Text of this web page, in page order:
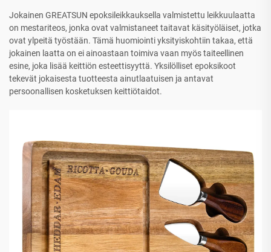
Jokainen GREATSUN epoksileikkauksella valmistettu leikkuulaatta
on mestariteos, jonka ovat valmistaneet taitavat käsityöläiset, jotka
ovat ylpeitä työstään. Tämä huomiointi yksityiskohtiin takaa, että
jokainen laatta on ei ainoastaan toimiva vaan myös taiteellinen
esine, joka lisää keittiön esteettisyyttä. Yksilölliset epoksikoot
tekevät jokaisesta tuotteesta ainutlaatuisen ja antavat
persoonallisen kosketuksen keittiötaidot.